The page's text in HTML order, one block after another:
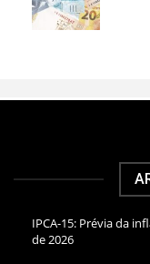
IPCA-15: Prévia da
de 2026